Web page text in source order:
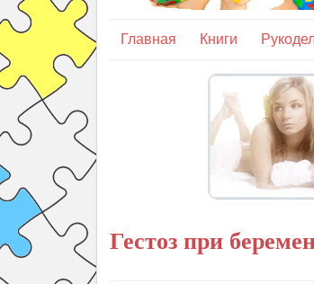
Главная Книги
Гестоз при